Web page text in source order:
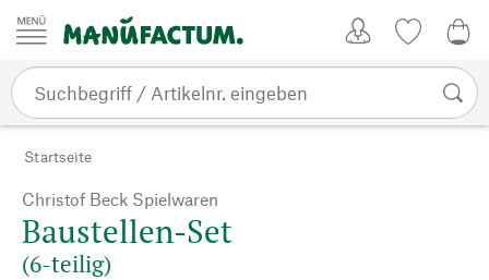
Zum Inhalt springen
Startseite
Christof Beck Spielwaren
Baustellen-Set
(6-teilig)